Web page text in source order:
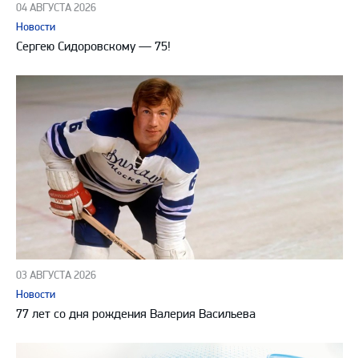
04 АВГУСТА 2026
Новости
Сергею Сидоровскому — 75!
03 АВГУСТА 2026
Новости
77 лет со дня рождения Валерия Васильева